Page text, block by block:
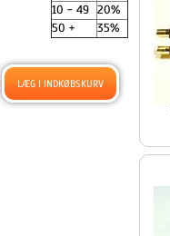
10 - 49 20%
50 +
35%